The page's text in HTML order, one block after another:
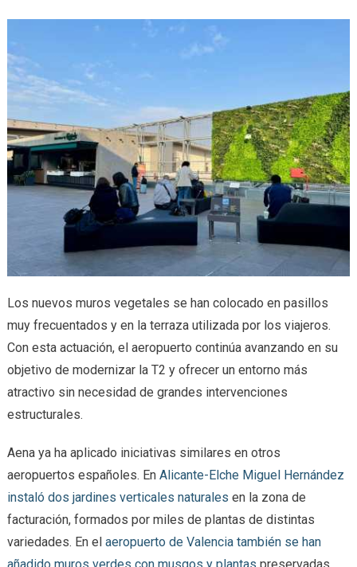
Los nuevos muros vegetales se han colocado en pasillos
muy frecuentados y en la terraza utilizada por los viajeros.
Con esta actuación, el aeropuerto continúa avanzando en su
objetivo de modernizar la T2 y ofrecer un entorno más
atractivo sin necesidad de grandes intervenciones
estructurales.
Aena ya ha aplicado iniciativas similares en otros
aeropuertos españoles. En Alicante-Elche Miguel Hernández
instaló dos jardines verticales naturales en la zona de
facturación, formados por miles de plantas de distintas
variedades. En el aeropuerto de Valencia también se han